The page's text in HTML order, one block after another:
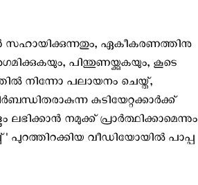
സഹായിക്കുന്നതും, ഏകീകരണത്തിനു
പിന്തുണയ്ക്കുകയും, കൂടെ
നിന്നോ പലായനം ചെയ്ത്,
കുടിയേറ്റക്കാർക്ക്
നമുക്ക് പ്രാർത്ഥിക്കാമെന്നും
വീഡിയോയില്‍ പാപ്പ